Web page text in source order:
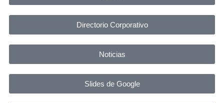
Directorio Corporativo
Noticias
Slides de Google